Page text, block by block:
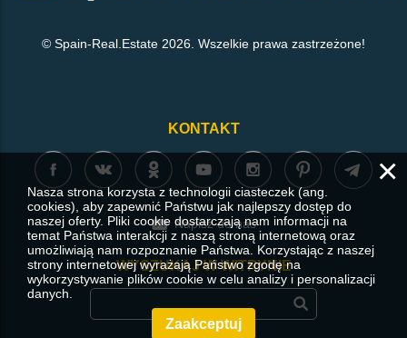
© Spain-Real.Estate 2026. Wszelkie prawa zastrzeżone!
KONTAKT
Napisz do nas
WYSZUKAJ W WITRYNIE
×
Nasza strona korzysta z technologii ciasteczek (ang.
cookies), aby zapewnić Państwu jak najlepszy dostęp do
naszej oferty. Pliki cookie dostarczają nam informacji na
temat Państwa interakcji z naszą stroną internetową oraz
umożliwiają nam rozpoznanie Państwa. Korzystając z naszej
strony internetowej wyrażają Państwo zgodę na
wykorzystywanie plików cookie w celu analizy i personalizacji
danych.
Zaakceptuj